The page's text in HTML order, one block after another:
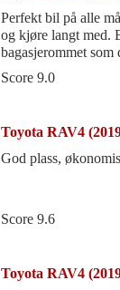
Perfekt bil på alle
og kjøre langt med.
bagasjerommet
bak.
Score 9.0
Toyota RAV4
God plass,
Score 9.6
Toyota RAV4